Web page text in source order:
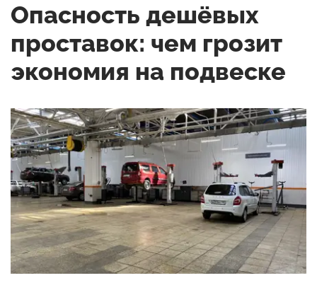
Опасность дешёвых
проставок: чем грозит
экономия на подвеске